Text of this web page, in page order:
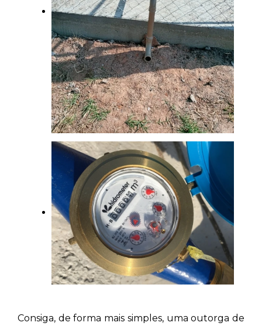
Consiga, de forma mais simples, uma outorga de